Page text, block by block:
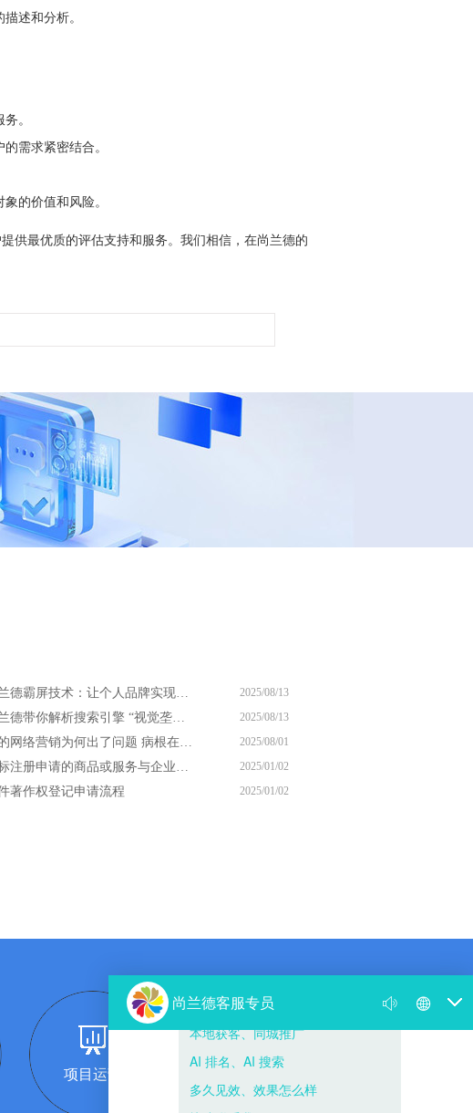
述和分析。
。
需求紧密结合。
的价值和风险。
供最优质的评估支持和服务。我们相信，在尚兰德的
尚兰德霸屏技术：让个人品牌实现搜索引擎 视觉垄断 2025/08/13
尚兰德带你解析搜索引擎 “视觉垄断” 的核心逻辑 2025/08/13
你的网络营销为何出了问题 病根在思想上 2025/08/01
商标注册申请的商品或服务与企业经营范围一样吗 2025/01/02
著作权登记申请流程 2025/01/02
项目运营